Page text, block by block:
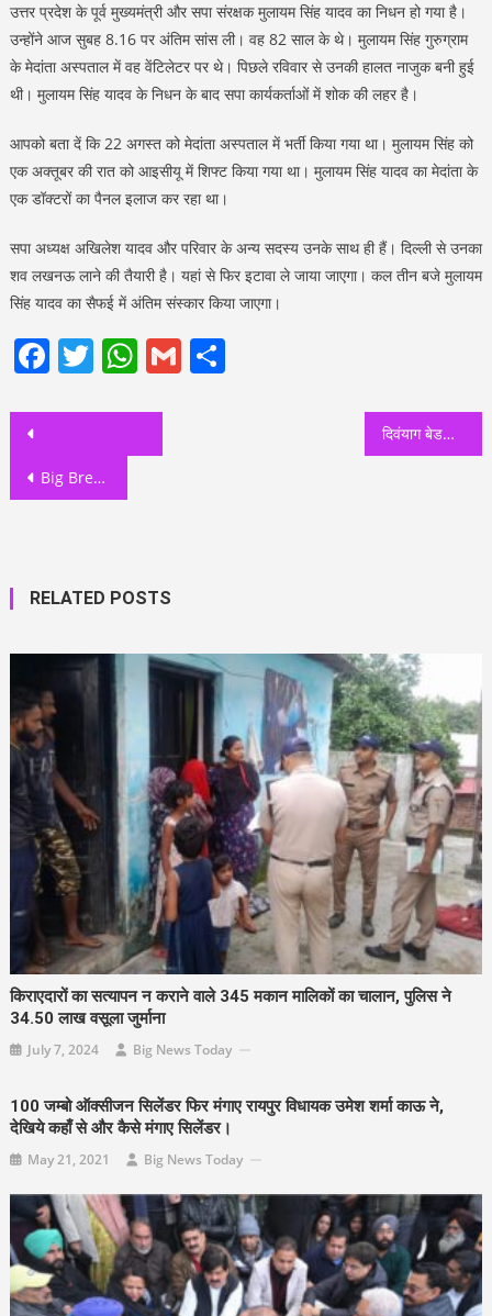
उत्तर प्रदेश के पूर्व मुख्यमंत्री और सपा संरक्षक मुलायम सिंह यादव का निधन हो गया है।
उन्होंने आज सुबह 8.16 पर अंतिम सांस ली। वह 82 साल के थे। मुलायम सिंह गुरुग्राम
के मेदांता अस्पताल में वह वेंटिलेटर पर थे। पिछले रविवार से उनकी हालत नाजुक बनी हुई
थी। मुलायम सिंह यादव के निधन के बाद सपा कार्यकर्ताओं में शोक की लहर है।
आपको बता दें कि 22 अगस्त को मेदांता अस्पताल में भर्ती किया गया था। मुलायम सिंह को
एक अक्तूबर की रात को आइसीयू में शिफ्ट किया गया था। मुलायम सिंह यादव का मेदांता के
एक डॉक्टरों का पैनल इलाज कर रहा था।
सपा अध्यक्ष अखिलेश यादव और परिवार के अन्य सदस्य उनके साथ ही हैं। दिल्ली से उनका
शव लखनऊ लाने की तैयारी है। यहां से फिर इटावा ले जाया जाएगा। कल तीन बजे मुलायम
सिंह यादव का सैफई में अंतिम संस्कार किया जाएगा।
Facebook
Twitter
WhatsApp
GmailShare
Post
navigation
Big Breaking: नहीं रहे उत्तर प्रदेश के पूर्व मुख्यमंत्री और समाजवादी पार्टी के सरंक्षक मुलायम सिंह यादव, 82 साल की उम्र में निधन
दिवंयाग बेडमिंटन खिलाड़ी नीरजा को इंजिनियर नरेन्द्र सिंह ने दिये 25000 रुपये
RELATED POSTS
किराएदारों का सत्यापन न कराने वाले 345 मकान मालिकों का चालान, पुलिस ने
34.50 लाख वसूला जुर्माना
July 7, 2024 Big News Today
100 जम्बो ऑक्सीजन सिलेंडर फिर मंगाए रायपुर विधायक उमेश शर्मा काऊ ने,
देखिये कहाँ से और कैसे मंगाए सिलेंडर।
May 21, 2021 Big News Today